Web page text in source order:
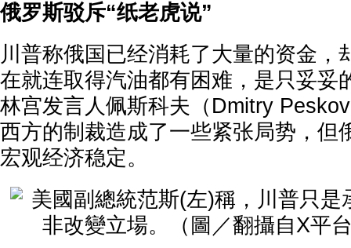
俄罗斯驳斥“纸老虎说”
川普称俄国已经消耗了大量的资金，
在就连取得汽油都有困难，是只妥妥
林宫发言人佩斯科夫（Dmitry
西方的制裁造成了一些紧张局势，但
宏观经济稳定。